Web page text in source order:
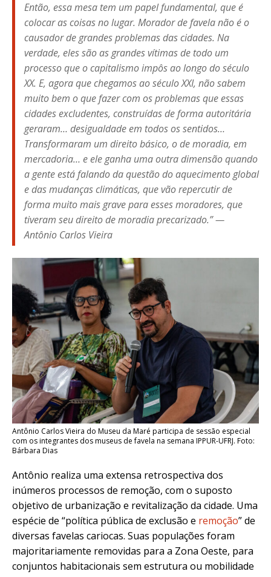
Então, essa mesa tem um papel fundamental, que é
colocar as coisas no lugar. Morador de favela não é o
causador de grandes problemas das cidades. Na
verdade, eles são as grandes vítimas de todo um
processo que o capitalismo impôs ao longo do século
XX. E, agora que chegamos ao século XXI, não sabem
muito bem o que fazer com os problemas que essas
cidades excludentes, construídas de forma autoritária
geraram… desigualdade em todos os sentidos…
Transformaram um direito básico, o de moradia, em
mercadoria… e ele ganha uma outra dimensão quando
a gente está falando da questão do aquecimento global
e das mudanças climáticas, que vão repercutir de
forma muito mais grave para esses moradores, que
tiveram seu direito de moradia precarizado.” —
Antônio Carlos Vieira
Antônio Carlos Vieira do Museu da Maré participa de sessão especial
com os integrantes dos museus de favela na semana IPPUR-UFRJ. Foto:
Bárbara Dias
Antônio realiza uma extensa retrospectiva dos
inúmeros processos de remoção, com o suposto
objetivo de urbanização e revitalização da cidade. Uma
espécie de “política pública de exclusão e remoção” de
diversas favelas cariocas. Suas populações foram
majoritariamente removidas para a Zona Oeste, para
conjuntos habitacionais sem estrutura ou mobilidade